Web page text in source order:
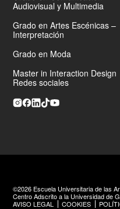
Audiovisual y Multimedia
Grado en Artes Escénicas –
Interpretación
Grado en Moda
Master in Interaction Design
Redes sociales
©2026 Escuela Universitaria de las
Centro Adscrito a la Universidad de
AVISO LEGAL
COOKIES